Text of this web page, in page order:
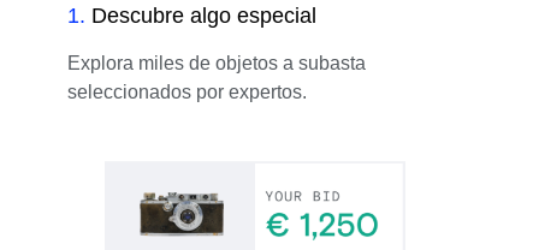
1. Descubre algo especial
Explora miles de objetos a subasta
seleccionados por expertos.